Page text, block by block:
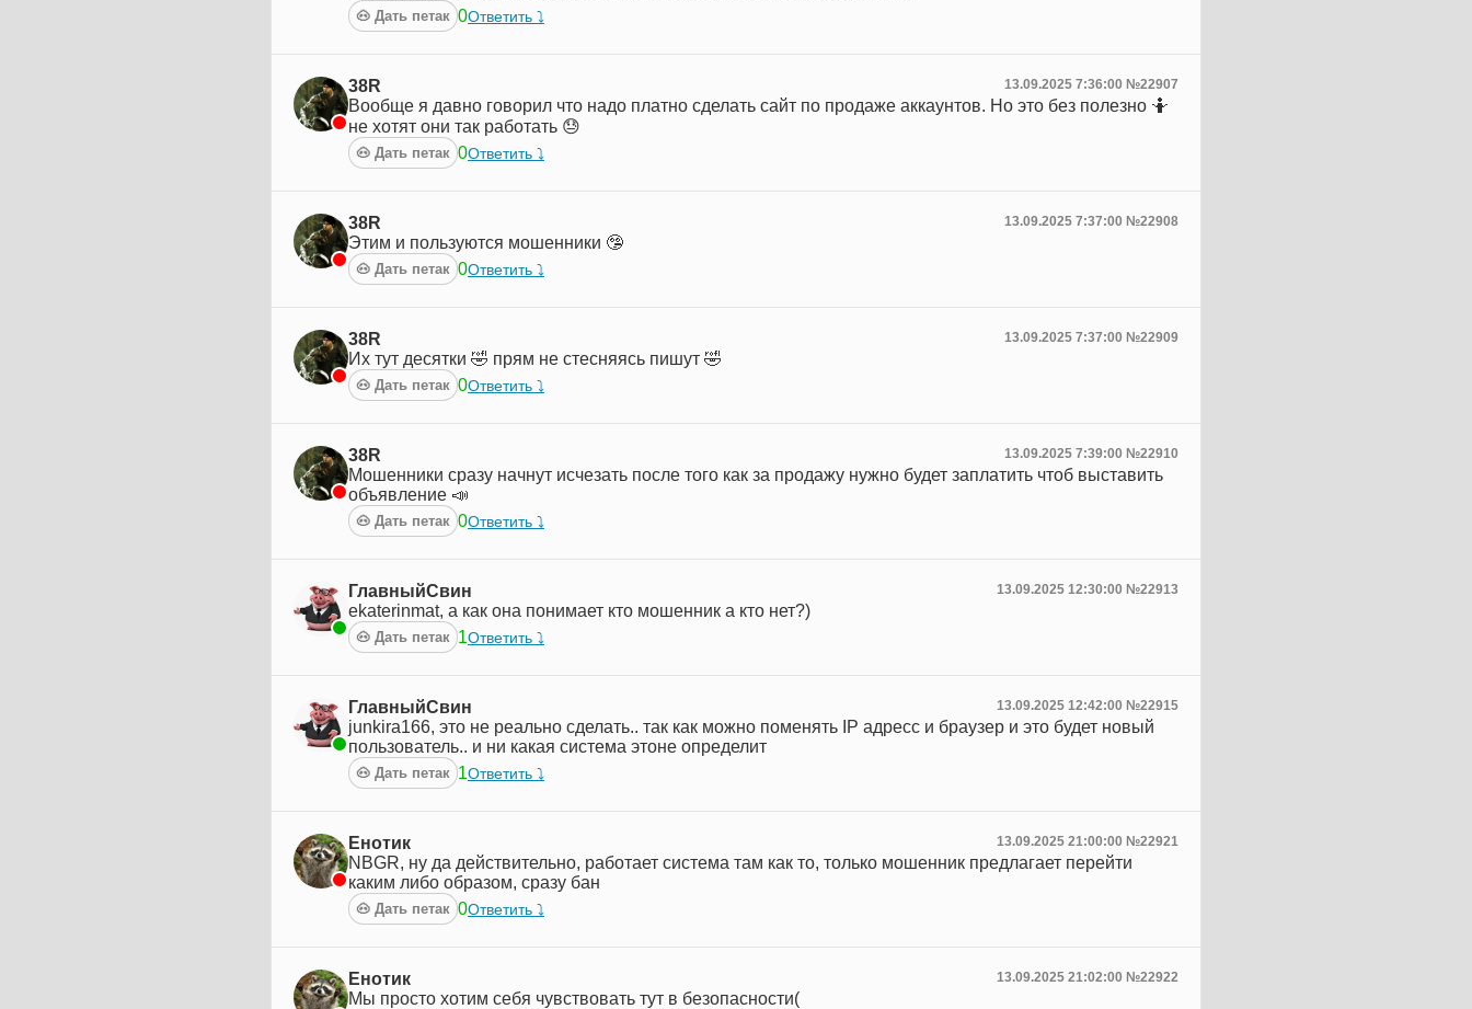
🐽 Дать петак 0Ответить ⤵︎
38R 13.09.2025 7:36:00 №22907
Вообще я давно говорил что надо платно сделать сайт по продаже аккаунтов. Но это без полезно 🤷
не хотят они так работать 😓
🐽 Дать петак 0Ответить ⤵︎
38R 13.09.2025 7:37:00 №22908
Этим и пользуются мошенники 🤥
🐽 Дать петак 0Ответить ⤵︎
38R 13.09.2025 7:37:00 №22909
Их тут десятки 🤣 прям не стесняясь пишут 🤣
🐽 Дать петак 0Ответить ⤵︎
38R 13.09.2025 7:39:00 №22910
Мошенники сразу начнут исчезать после того как за продажу нужно будет заплатить чтоб выставить
объявление 📣
🐽 Дать петак 0Ответить ⤵︎
ГлавныйСвин 13.09.2025 12:30:00 №22913
ekaterinmat, а как она понимает кто мошенник а кто нет?)
🐽 Дать петак 1Ответить ⤵︎
ГлавныйСвин 13.09.2025 12:42:00 №22915
junkira166, это не реально сделать.. так как можно поменять IP адресс и браузер и это будет новый
пользователь.. и ни какая система этоне определит
🐽 Дать петак 1Ответить ⤵︎
Енотик 13.09.2025 21:00:00 №22921
NBGR, ну да действительно, работает система там как то, только мошенник предлагает перейти
каким либо образом, сразу бан
🐽 Дать петак 0Ответить ⤵︎
Енотик 13.09.2025 21:02:00 №22922
Мы просто хотим себя чувствовать тут в безопасности(